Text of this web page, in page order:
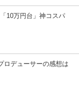
10万円台」神コスパ
ロデューサーの感想は